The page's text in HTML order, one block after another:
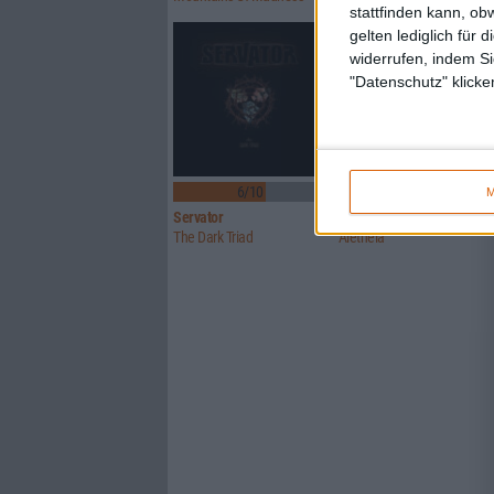
stattfinden kann,
gelten lediglich für
widerrufen, indem
"Datenschutz"
6/10
Servator
The Dark Triad
Wildhunt
Aletheia